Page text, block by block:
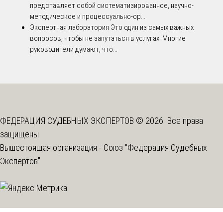
представляет собой систематизированное, научно-
методическое и процессуально-ор...
Экспертная лаборатория Это один из самых важных
вопросов, чтобы не запутаться в услугах. Многие
руководители думают, что...
ФЕДЕРАЦИЯ СУДЕБНЫХ ЭКСПЕРТОВ © 2026. Все права
защищены
Вышестоящая организация - Союз "Федерация Судебных
Экспертов"